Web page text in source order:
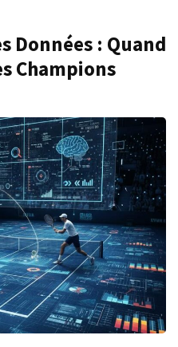
Données : Quand
Champions